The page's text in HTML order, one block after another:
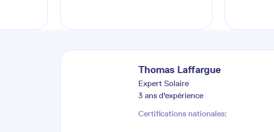
Thomas Laffargue
Expert Solaire
3 ans d'expérience
Certifications nationales: